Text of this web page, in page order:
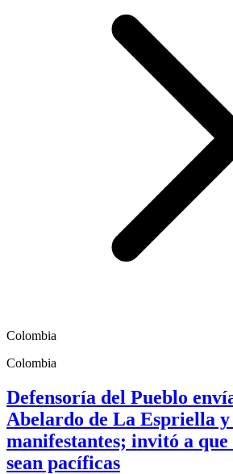
Colombia
Colombia
Defensoría del Pueblo
Abelardo de La Espriella y
manifestantes; invitó a
sean pacíficas